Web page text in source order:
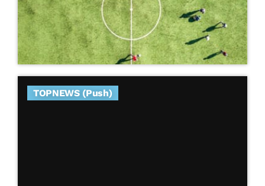
TOPNEWS (Push)